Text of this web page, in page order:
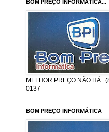
BOM PREÇO INFORMÁTICA...
MELHOR PREÇO NÃO
0137
BOM PREÇO INFORMÁTICA